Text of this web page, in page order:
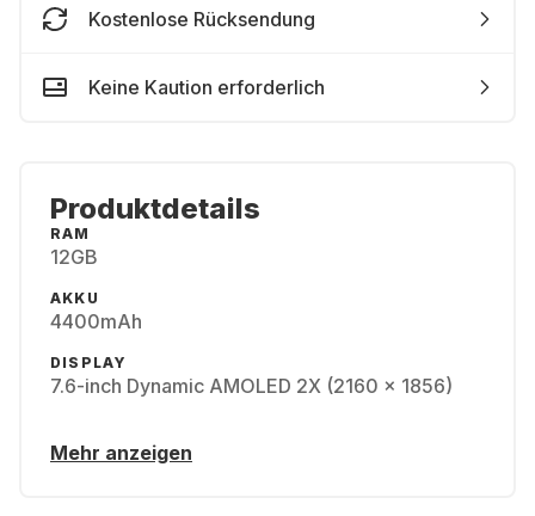
Kostenlose Rücksendung
Keine Kaution erforderlich
Produktdetails
RAM
12GB
AKKU
4400mAh
DISPLAY
7.6-inch Dynamic AMOLED 2X (2160 x 1856)
Mehr anzeigen